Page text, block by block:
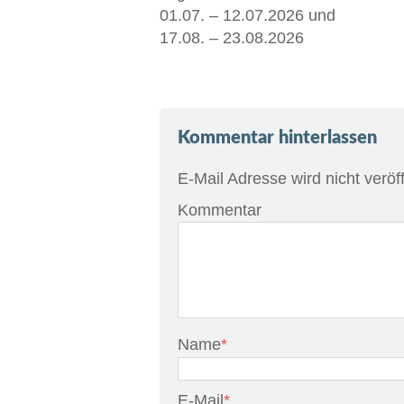
01.07. – 12.07.2026 und
17.08. – 23.08.2026
Kommentar hinterlassen
E-Mail Adresse wird nicht
Kommentar
Name*
E-Mail *